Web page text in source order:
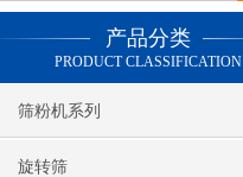
产品分类
PRODUCT CLASSIFICATION
筛粉机系列
旋转筛